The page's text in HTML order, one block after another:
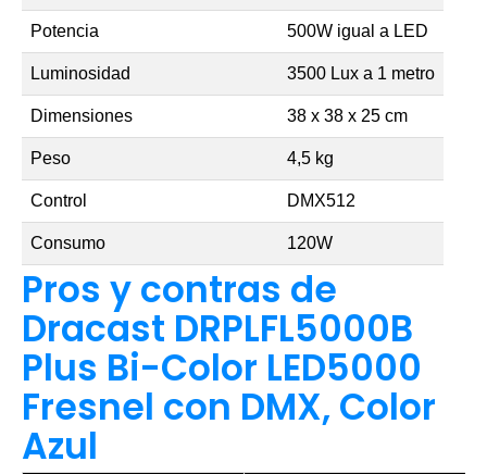
Potencia 500W igual a LED
Luminosidad 3500 Lux a 1 metro
Dimensiones 38 x 38 x 25 cm
Peso 4,5 kg
Control DMX512
Consumo 120W
Pros y contras de
Dracast DRPLFL5000B
Plus Bi-Color LED5000
Fresnel con DMX, Color
Azul